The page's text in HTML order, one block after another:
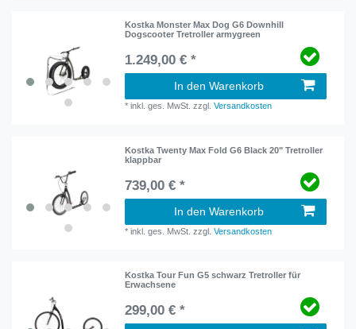
Kostka Monster Max Dog G6 Downhill
Dogscooter Tretroller armygreen
1.249,00 € *
In den Warenkorb
*inkl. ges. MwSt. zzgl.Versandkosten
Kostka Twenty Max Fold G6 Black 20" Tretroller
klappbar
739,00 € *
In den Warenkorb
*inkl. ges. MwSt. zzgl.Versandkosten
Kostka Tour Fun G5 schwarz Tretroller für
Erwachsene
299,00 € *